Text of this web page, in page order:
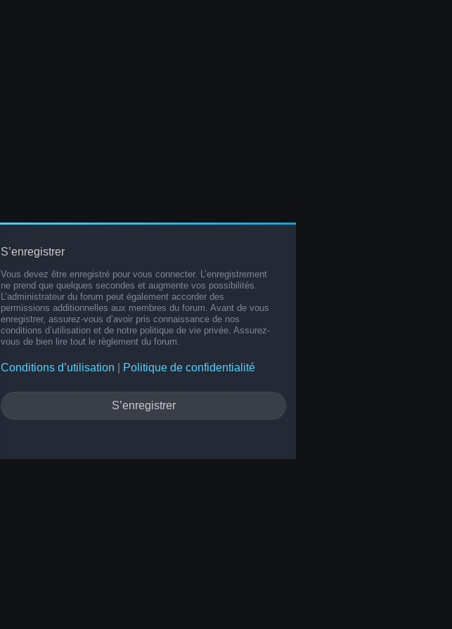
S’enregistrer
Vous devez être enregistré pour vous connecter. L’enregistrement
ne prend que quelques secondes et augmente vos possibilités.
L’administrateur du forum peut également accorder des
permissions additionnelles aux membres du forum. Avant de vous
enregistrer, assurez-vous d’avoir pris connaissance de nos
conditions d’utilisation et de notre politique de vie privée. Assurez-
vous de bien lire tout le règlement du forum.
Conditions d’utilisation Politique de confidentialité
S’enregistrer